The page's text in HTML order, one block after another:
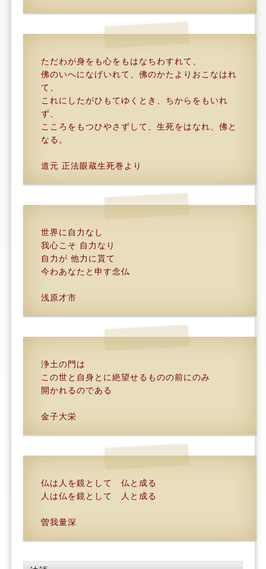
ただわが身をも心をもはなちわすれて、
佛のいへになげいれて、佛のかたよりおこなはれ
て、
これにしたがひもてゆくとき、ちからをもいれ
ず、
こころをもつひやさずして、生死をはなれ、佛と
なる。
道元 正法眼蔵生死巻より
世界に自力なし
我心こそ 自力なり
自力が 他力に貰て
今わあなたと申す念仏
浅原才市
浄土の門は
この世と自身とに絶望せるものの前にのみ
開かれるのである
金子大栄
仏は人を鏡として 仏と成る
人は仏を鏡として 人と成る
曽我量深